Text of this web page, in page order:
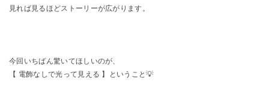
見れば見るほどストーリーが広がります。
今回いちばん驚いてほしいのが、
【 電飾なしで光って見える 】ということ💡